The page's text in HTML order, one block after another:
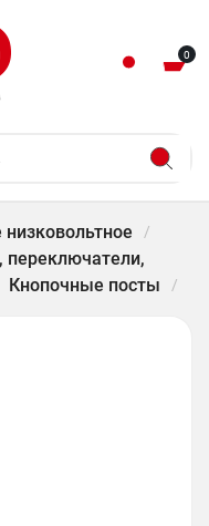
0
переключатели,
Кнопочные посты